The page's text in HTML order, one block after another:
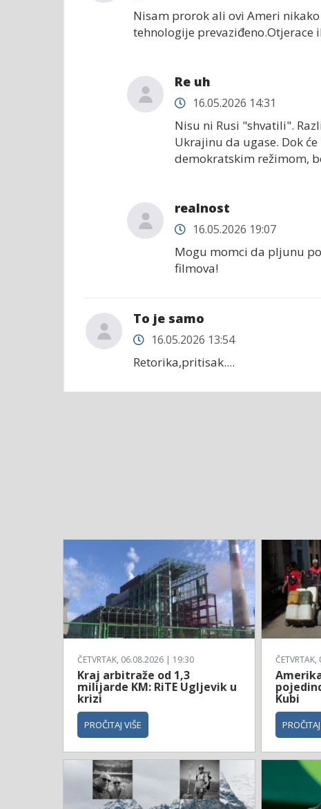
Nisam prorok ali ovi Ameri
tehnologije prevaziđeno.Otjerace
Re uh
16.05.2026 14:31
Nisu ni Rusi "shvatili".
Ukrajinu da ugase. Dok
demokratskim režimom,
realnost
16.05.2026 19:07
Mogu momci da pljunu
filmova!
To je samo
16.05.2026 13:54
Retorika,pritisak....
ČETVRTAK, 06.08.2026 | 19:30
Kraj arbitraže od 1,3
milijarde KM: RiTE Ugljevik u
krizi
PROČITAJ VIŠE
Kubi